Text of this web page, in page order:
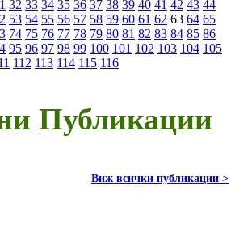
32 33 34 35 36 37 38 39 40 41 42 43 44
53 54 55 56 57 58 59 60 61 62 63 64 65
74 75 76 77 78 79 80 81 82 83 84 85 86
95 96 97 98 99 100 101 102 103 104 105
112 113 114 115 116
Публикации
Виж всички публикации >